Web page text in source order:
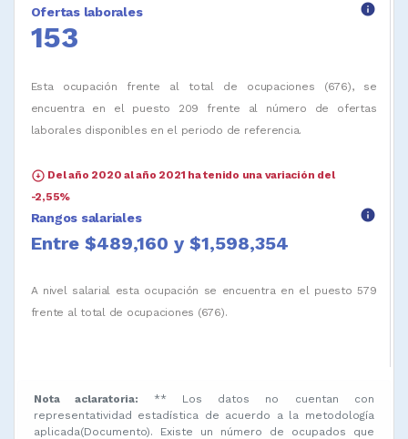
Ofertas laborales info
153
Esta ocupación frente al total de ocupaciones (676), se
encuentra en el puesto 209 frente al número de ofertas
laborales disponibles en el periodo de referencia.
arrow_circle_down Del año 2020 al año 2021 ha tenido una variación del
-2,55%
Rangos salariales info
Entre $489,160 y $1,598,354
A nivel salarial esta ocupación se encuentra en el puesto 579
frente al total de ocupaciones (676).
Nota aclaratoria:
** Los datos no cuentan con
representatividad estadística de acuerdo a la metodología
aplicada(Documento). Existe un número de ocupados que